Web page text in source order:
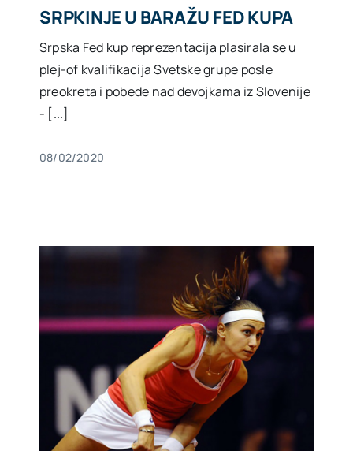
Akti SSAB
Kontakt
SRPKINJE U BARAŽU FED KUPA
Srpska Fed kup reprezentacija plasirala se u
plej-of kvalifikacija Svetske grupe posle
preokreta i pobede nad devojkama iz Slovenije
- [...]
08/02/2020